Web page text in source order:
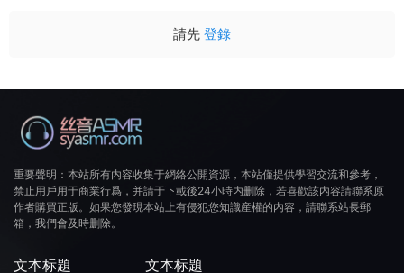
請先 登錄
重要聲明：本站所有内容收集于網絡公開資源，本站僅提供學習交流和參考，
禁止用戶用于商業行爲，并請于下載後24小時内删除，若喜歡該内容請聯系原
作者購買正版。如果您發現本站上有侵犯您知識産權的内容，請聯系站長郵
箱，我們會及時删除。
文本标題 文本标題